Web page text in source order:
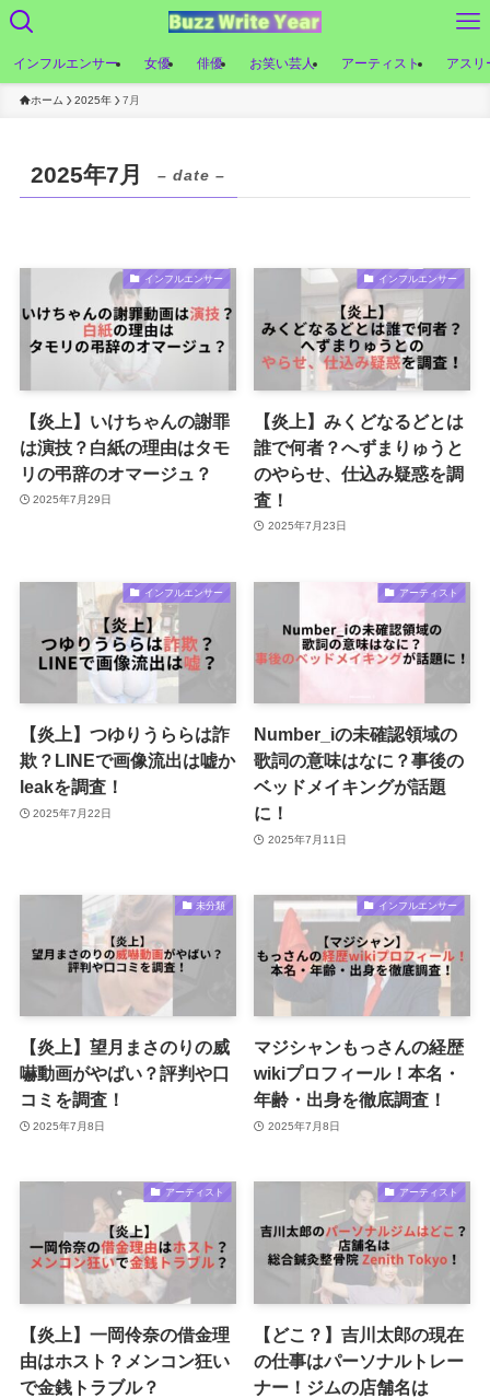
インフルエンサー 女優 俳優 お笑い芸人 アーティスト アスリ
ホーム 2025年 7月
2025年7月 – date –
インフルエンサー
【炎上】いけちゃんの謝罪
は演技？白紙の理由はタモ
リの弔辞のオマージュ？
2025年7月29日
インフルエンサー
【炎上】みくどなるどとは
誰で何者？へずまりゅうと
のやらせ、仕込み疑惑を調
査！
2025年7月23日
インフルエンサー
【炎上】つゆりうららは詐
欺？LINEで画像流出は嘘か
leakを調査！
2025年7月22日
アーティスト
Number_iの未確認領域の
歌詞の意味はなに？事後の
ベッドメイキングが話題
に！
2025年7月11日
未分類
【炎上】望月まさのりの威
嚇動画がやばい？評判や口
コミを調査！
2025年7月8日
インフルエンサー
マジシャンもっさんの経歴
wikiプロフィール！本名・
年齢・出身を徹底調査！
2025年7月8日
アーティスト
【炎上】一岡伶奈の借金理
由はホスト？メンコン狂い
で金銭トラブル？
アーティスト
【どこ？】吉川太郎の現在
の仕事はパーソナルトレー
ナー！ジムの店舗名は